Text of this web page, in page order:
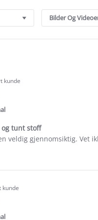
Bilder Og
kunde
tunt stoff
veldig gjennomsiktig. Vet
kunde